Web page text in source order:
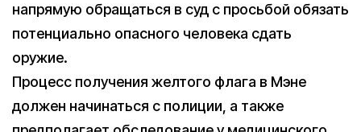
напрямую обращаться в суд с просьбой обязать
потенциально опасного человека сдать
оружие.
Процесс получения желтого флага в Мэне
должен начинаться с полиции, а также